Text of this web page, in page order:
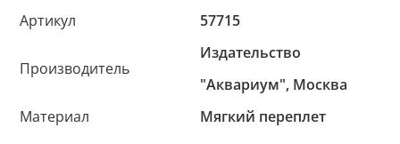
Артикул 57715
Производитель
Издательство
"Аквариум", Москва
Материал
Мягкий переплет